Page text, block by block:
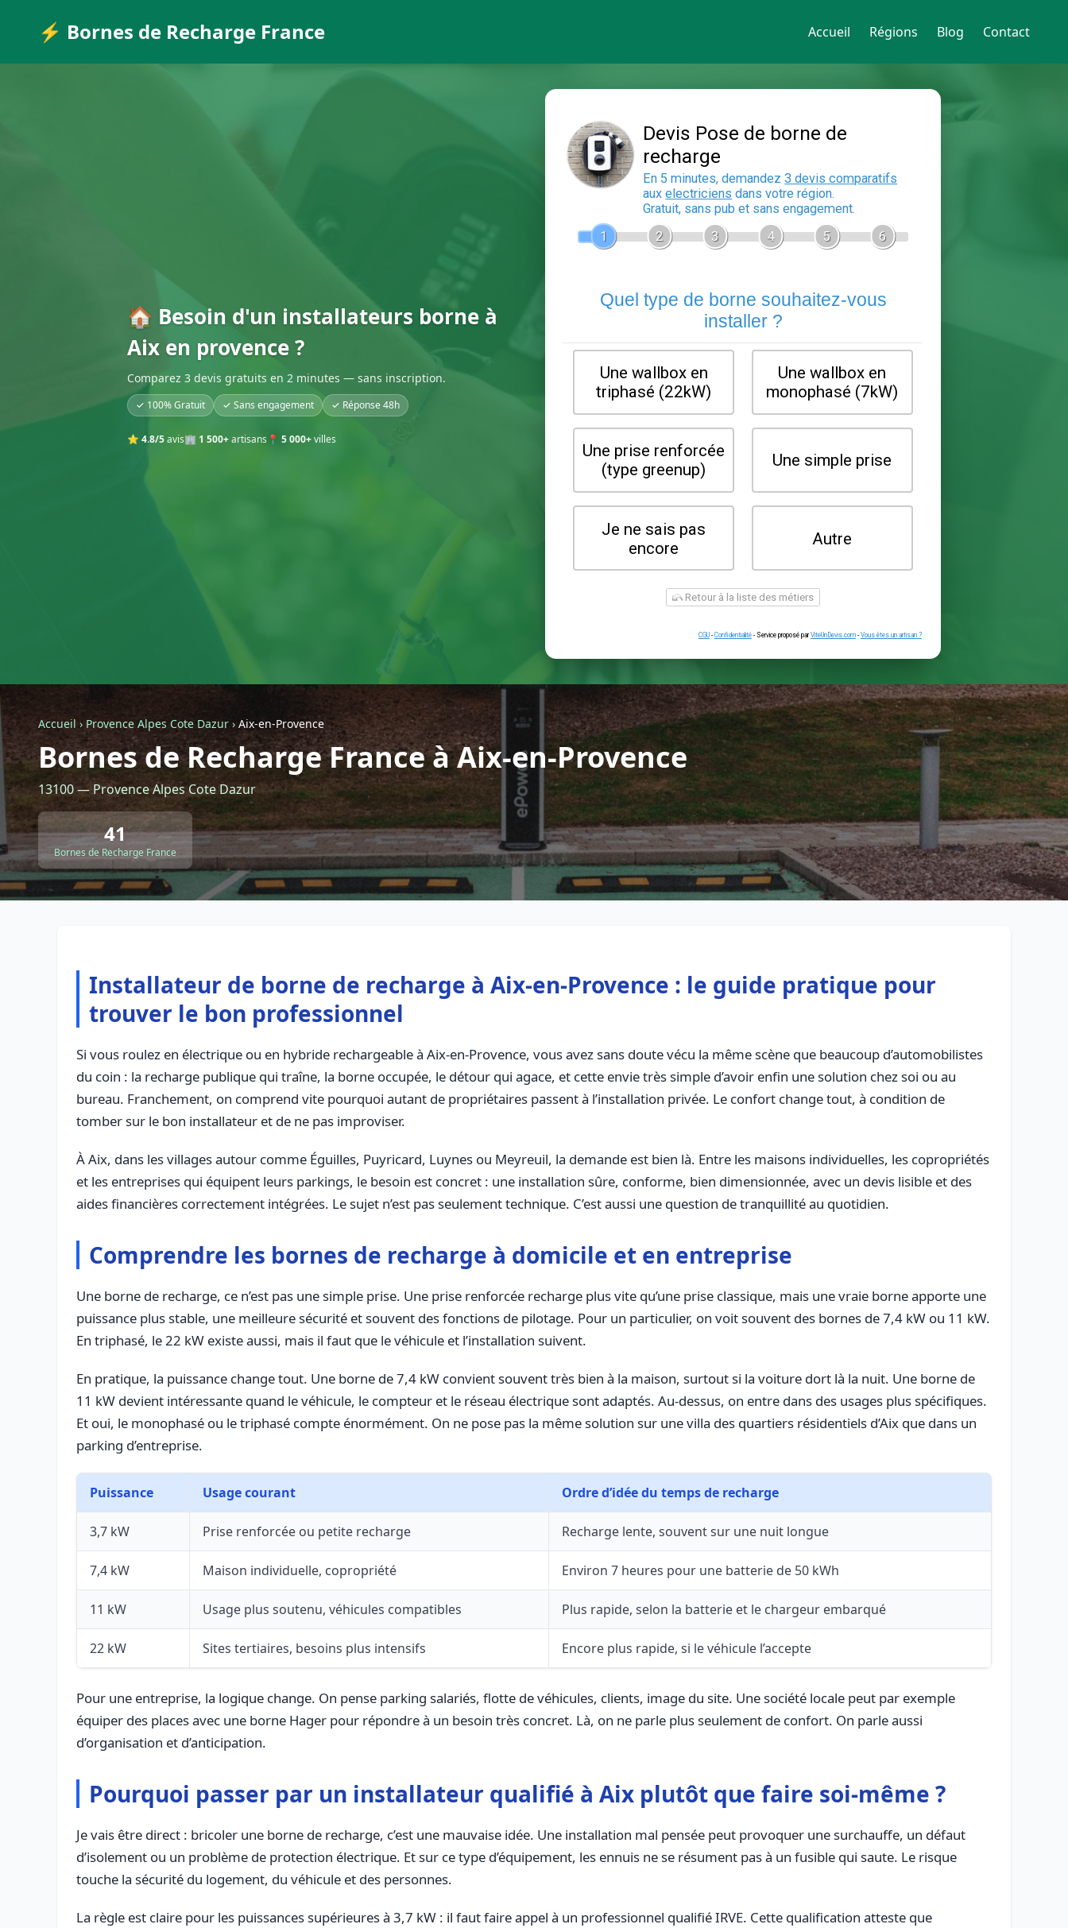
⚡ Bornes de Recharge France Accueil Régions Blog Contact
🏠 Besoin d'un installateurs borne à
Aix en provence ?
Comparez 3 devis gratuits en 2 minutes — sans inscription.
✓ 100% Gratuit ✓ Sans engagement ✓ Réponse 48h
⭐ 4.8/5avis🏢 1 500+artisans 📍 5 000+villes
recharge
En 5 minutes, demandez
auxelectriciensdans votre région.
Gratuit, sans pub et sans engagement.
Quel type de borne souhaitez-
installer ?
Une wallbox en
Une prise renforcée
(type greenup)
Je ne sais pas
Retour à la liste des métiers
Confidentialité - Service proposé par ViteUnDevis.com-
Accueil › Provence Alpes Cote Dazur › Aix-en-Provence
Bornes de Recharge France à Aix-en-Provence
13100 — Provence Alpes Cote Dazur
41
Bornes de Recharge France
Installateur de borne de recharge à Aix-en-Provence : le guide pratique pour
trouver le bon professionnel
Si vous roulez en électrique ou en hybride rechargeable à Aix-en-Provence, vous avez sans doute vécu la même scène que beaucoup d’automobilistes
du coin : la recharge publique qui traîne, la borne occupée, le détour qui agace, et cette envie très simple d’avoir enfin une solution chez soi ou au
bureau. Franchement, on comprend vite pourquoi autant de propriétaires passent à l’installation privée. Le confort change tout, à condition de
tomber sur le bon installateur et de ne pas improviser.
À Aix, dans les villages autour comme Éguilles, Puyricard, Luynes ou Meyreuil, la demande est bien là. Entre les maisons individuelles, les copropriétés
et les entreprises qui équipent leurs parkings, le besoin est concret : une installation sûre, conforme, bien dimensionnée, avec un devis lisible et des
aides financières correctement intégrées. Le sujet n’est pas seulement technique. C’est aussi une question de tranquillité au quotidien.
Comprendre les bornes de recharge à domicile et en entreprise
Une borne de recharge, ce n’est pas une simple prise. Une prise renforcée recharge plus vite qu’une prise classique, mais une vraie borne apporte une
puissance plus stable, une meilleure sécurité et souvent des fonctions de pilotage. Pour un particulier, on voit souvent des bornes de 7,4 kW ou 11 kW.
En triphasé, le 22 kW existe aussi, mais il faut que le véhicule et l’installation suivent.
En pratique, la puissance change tout. Une borne de 7,4 kW convient souvent très bien à la maison, surtout si la voiture dort là la nuit. Une borne de
11 kW devient intéressante quand le véhicule, le compteur et le réseau électrique sont adaptés. Au-dessus, on entre dans des usages plus spécifiques.
Et oui, le monophasé ou le triphasé compte énormément. On ne pose pas la même solution sur une villa des quartiers résidentiels d’Aix que dans un
parking d’entreprise.
Puissance Usage courant Ordre d’idée du temps de recharge
3,7 kW Prise renforcée ou petite recharge Recharge lente, souvent sur une nuit longue
7,4 kW Maison individuelle, copropriété Environ 7 heures pour une batterie de 50 kWh
11 kW Usage plus soutenu, véhicules compatibles Plus rapide, selon la batterie et le chargeur embarqué
22 kW Sites tertiaires, besoins plus intensifs Encore plus rapide, si le véhicule l’accepte
Pour une entreprise, la logique change. On pense parking salariés, flotte de véhicules, clients, image du site. Une société locale peut par exemple
équiper des places avec une borne Hager pour répondre à un besoin très concret. Là, on ne parle plus seulement de confort. On parle aussi
d’organisation et d’anticipation.
Pourquoi passer par un installateur qualifié à Aix plutôt que faire soi-même ?
Je vais être direct : bricoler une borne de recharge, c’est une mauvaise idée. Une installation mal pensée peut provoquer une surchauffe, un défaut
d’isolement ou un problème de protection électrique. Et sur ce type d’équipement, les ennuis ne se résument pas à un fusible qui saute. Le risque
touche la sécurité du logement, du véhicule et des personnes.
La règle est claire pour les puissances supérieures à 3,7 kW : il faut faire appel à un professionnel qualifié IRVE. Cette qualification atteste que